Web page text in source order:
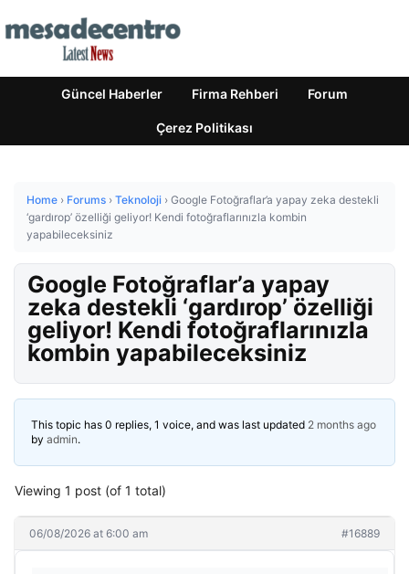
Güncel Haberler Firma Rehberi Forum
Çerez Politikası
Home › Forums › Teknoloji › Google Fotoğraflar’a yapay zeka destekli
‘gardırop’ özelliği geliyor! Kendi fotoğraflarınızla kombin
yapabileceksiniz
Google Fotoğraflar’a yapay
zeka destekli ‘gardırop’ özelliği
geliyor! Kendi fotoğraflarınızla
kombin yapabileceksiniz
This topic has 0 replies, 1 voice, and was last updated 2 months ago
by admin.
Viewing 1 post (of 1 total)
06/08/2026 at 6:00 am #16889